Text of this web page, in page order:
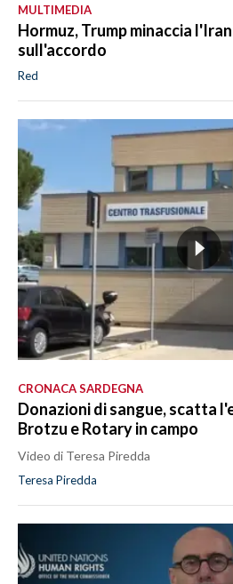
MULTIMEDIA
Hormuz, Trump minaccia
sull'accordo
Red
CRONACA SARDEGNA
Donazioni di sangue, scatta
Brotzu e Rotary in campo
Video di Teresa Piredda
Teresa Piredda